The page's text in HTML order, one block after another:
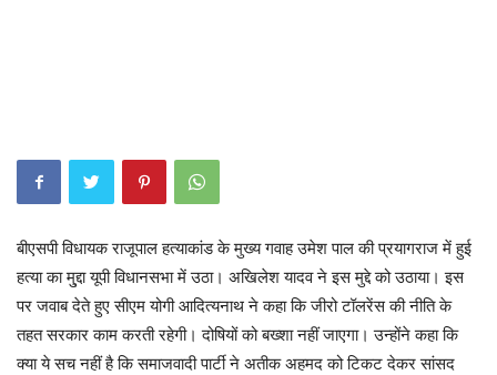
बीएसपी विधायक राजूपाल हत्याकांड के मुख्य गवाह उमेश पाल की प्रयागराज में हुई
हत्या का मु्द्दा यूपी विधानसभा में उठा। अखिलेश यादव ने इस मुद्दे को उठाया। इस
पर जवाब देते हुए सीएम योगी आदित्यनाथ ने कहा कि जीरो टॉलरेंस की नीति के
तहत सरकार काम करती रहेगी। दोषियों को बख्शा नहीं जाएगा। उन्होंने कहा कि
क्या ये सच नहीं है कि समाजवादी पार्टी ने अतीक अहमद को टिकट देकर सांसद